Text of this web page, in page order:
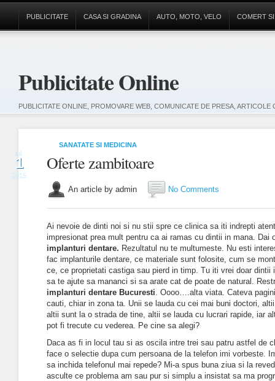
Publicitate Online
PUBLICITATE ONLINE, PROMOVARE WEB, COMUNICATE DE PRESA,
PUBLICITATE CASA SI GRADINA AUTO, MOTO, VELO COMERT
iul.
1
2015
SANATATE SI MEDICINA
Oferte zambitoare
An article by admin No Comments
Ai nevoie de dinti noi si nu stii spre ce clinica sa iti indrepti
impresionat prea mult pentru ca ai ramas cu dintii in mana. Dai
implanturi dentare. Rezultatul nu te multumeste. Nu esti
fac implanturile dentare, ce materiale sunt folosite, cum se
ce, ce proprietati castiga sau pierd in timp. Tu iti vrei doar dintii
sa te ajute sa mananci si sa arate cat de poate de natural.
implanturi dentare Bucuresti. Oooo….alta viata. Cateva
cauti, chiar in zona ta. Unii se lauda cu cei mai buni doctori,
altii sunt la o strada de tine, altii se lauda cu lucrari rapide, iar
pot fi trecute cu vederea. Pe cine sa alegi?
Daca as fi in locul tau si as oscila intre trei sau patru astfel de
face o selectie dupa cum persoana de la telefon imi vorbeste.
sa inchida telefonul mai repede? Mi-a spus buna ziua si la
asculte ce problema am sau pur si simplu a insistat sa ma